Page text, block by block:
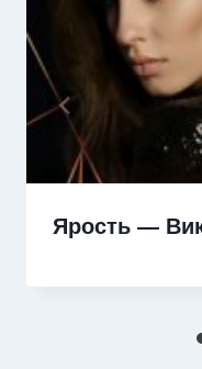
Ярость —